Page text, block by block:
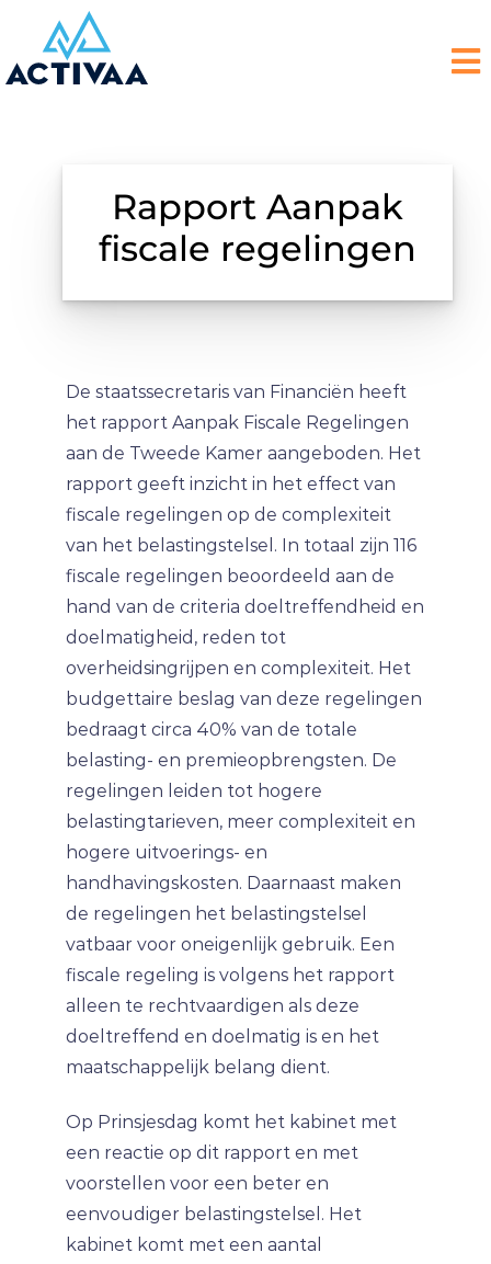
Rapport Aanpak
fiscale regelingen
De staatssecretaris van Financiën heeft
het rapport Aanpak Fiscale Regelingen
aan de Tweede Kamer aangeboden. Het
rapport geeft inzicht in het effect van
fiscale regelingen op de complexiteit
van het belastingstelsel. In totaal zijn 116
fiscale regelingen beoordeeld aan de
hand van de criteria doeltreffendheid en
doelmatigheid, reden tot
overheidsingrijpen en complexiteit. Het
budgettaire beslag van deze regelingen
bedraagt circa 40% van de totale
belasting- en premieopbrengsten. De
regelingen leiden tot hogere
belastingtarieven, meer complexiteit en
hogere uitvoerings- en
handhavingskosten. Daarnaast maken
de regelingen het belastingstelsel
vatbaar voor oneigenlijk gebruik. Een
fiscale regeling is volgens het rapport
alleen te rechtvaardigen als deze
doeltreffend en doelmatig is en het
maatschappelijk belang dient.
Op Prinsjesdag komt het kabinet met
een reactie op dit rapport en met
voorstellen voor een beter en
eenvoudiger belastingstelsel. Het
kabinet komt met een aantal